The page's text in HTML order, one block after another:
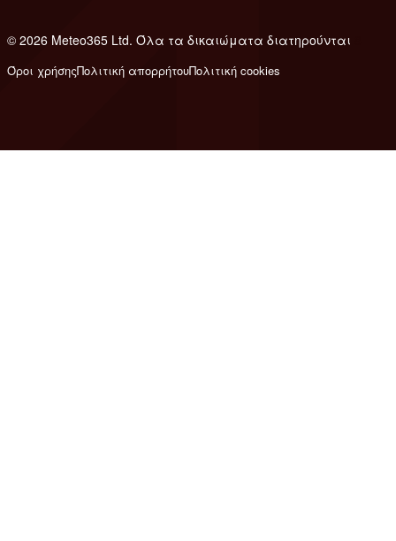
© 2026 Meteo365 Ltd. Όλα τα δικαιώματα διατηρούνται
Όροι χρήσηςΠολιτική απορρήτουΠολιτική cookies